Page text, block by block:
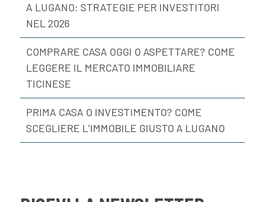
A LUGANO: STRATEGIE PER INVESTITORI
NEL 2026
COMPRARE CASA OGGI O ASPETTARE? COME
LEGGERE IL MERCATO IMMOBILIARE
TICINESE
PRIMA CASA O INVESTIMENTO? COME
SCEGLIERE L’IMMOBILE GIUSTO A LUGANO